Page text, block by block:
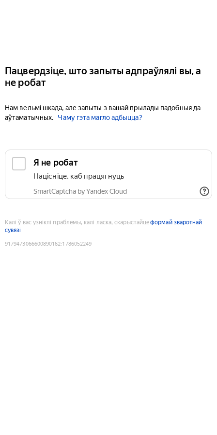
Пацвердзіце, што запыты адпраўлялі вы, а
не робат
Нам вельмі шкада, але запыты з вашай прылады падобныя да
аўтаматычных.
Чаму гэта магло адбыцца?
Я не робат
Націсніце, каб працягнуць
SmartCaptcha by Yandex Cloud
Калі ў вас узніклі праблемы, калі ласка, скарыстайцеформай зваротнай
сувязі
9179473066600890162:1786052249